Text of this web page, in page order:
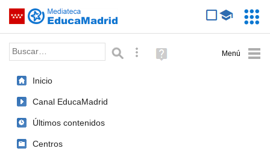
Saltar navegación
Palabra o frase: Búsqueda avanzada
Ayuda
(en
Inicio
Canal EducaMadrid
Últimos contenidos
Centros